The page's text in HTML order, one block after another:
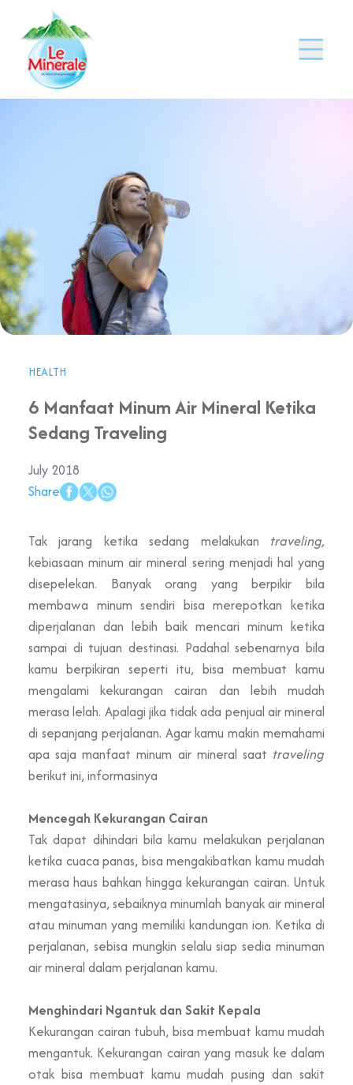
HEALTH
6 Manfaat Minum Air Mineral Ketika
Sedang Traveling
July 2018
Share
Tak jarang ketika sedang melakukan traveling,
kebiasaan minum air mineral sering menjadi hal yang
disepelekan. Banyak orang yang berpikir bila
membawa minum sendiri bisa merepotkan ketika
diperjalanan dan lebih baik mencari minum ketika
sampai di tujuan destinasi. Padahal sebenarnya bila
kamu berpikiran seperti itu, bisa membuat kamu
mengalami kekurangan cairan dan lebih mudah
merasa lelah. Apalagi jika tidak ada penjual air mineral
di sepanjang perjalanan. Agar kamu makin memahami
apa saja manfaat minum air mineral saat traveling
berikut ini, informasinya
Mencegah Kekurangan Cairan
Tak dapat dihindari bila kamu melakukan perjalanan
ketika cuaca panas, bisa mengakibatkan kamu mudah
merasa haus bahkan hingga kekurangan cairan. Untuk
mengatasinya, sebaiknya minumlah banyak air mineral
atau minuman yang memiliki kandungan ion. Ketika di
perjalanan, sebisa mungkin selalu siap sedia minuman
air mineral dalam perjalanan kamu.
Menghindari Ngantuk dan Sakit Kepala
Kekurangan cairan tubuh, bisa membuat kamu mudah
mengantuk. Kekurangan cairan yang masuk ke dalam
otak bisa membuat kamu mudah pusing dan sakit